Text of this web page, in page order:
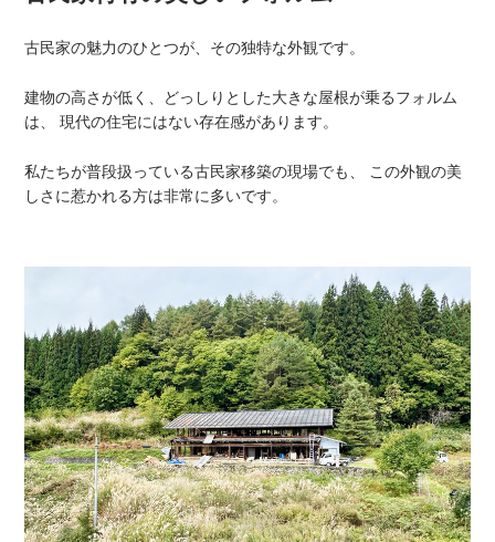
古民家の魅力のひとつが、その独特な外観です。
建物の高さが低く、どっしりとした大きな屋根が乗るフォルム
は、 現代の住宅にはない存在感があります。
私たちが普段扱っている古民家移築の現場でも、 この外観の美
しさに惹かれる方は非常に多いです。